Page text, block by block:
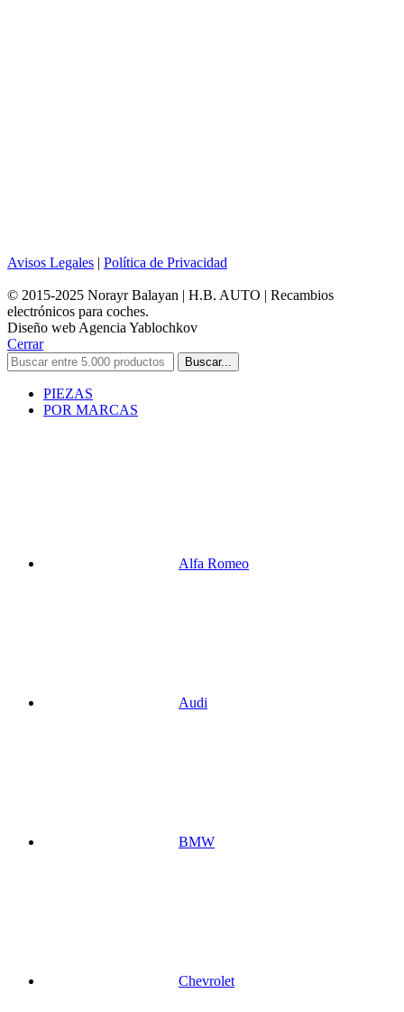
Avisos Legales | Política de Privacidad
© 2015-2025 Norayr Balayan | H.B. AUTO | Recambios
electrónicos para coches.
Diseño web Agencia Yablochkov
Cerrar
Buscar...
PIEZAS
POR MARCAS
Alfa Romeo
Audi
BMW
Chevrolet